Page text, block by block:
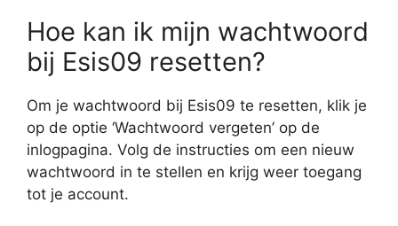
Hoe kan ik mijn wachtwoord
bij Esis09 resetten?
Om je wachtwoord bij Esis09 te resetten, klik je
op de optie ‘Wachtwoord vergeten’ op de
inlogpagina. Volg de instructies om een nieuw
wachtwoord in te stellen en krijg weer toegang
tot je account.